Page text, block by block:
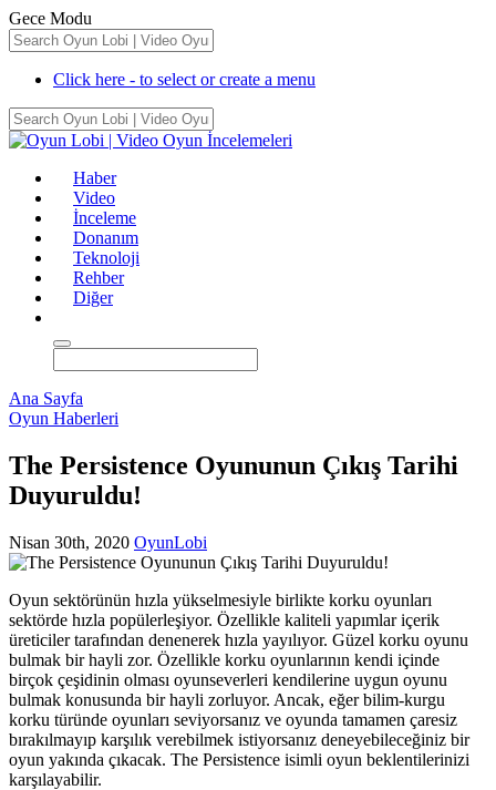
Gece Modu
Click here - to select or create a menu
Haber
Video
İnceleme
Donanım
Teknoloji
Rehber
Diğer
Ana Sayfa
Oyun Haberleri
The Persistence Oyununun Çıkış Tarihi
Duyuruldu!
Nisan 30th, 2020 OyunLobi
Oyun sektörünün hızla yükselmesiyle birlikte korku oyunları
sektörde hızla popülerleşiyor. Özellikle kaliteli yapımlar içerik
üreticiler tarafından denenerek hızla yayılıyor. Güzel korku oyunu
bulmak bir hayli zor. Özellikle korku oyunlarının kendi içinde
birçok çeşidinin olması oyunseverleri kendilerine uygun oyunu
bulmak konusunda bir hayli zorluyor. Ancak, eğer bilim-kurgu
korku türünde oyunları seviyorsanız ve oyunda tamamen çaresiz
bırakılmayıp karşılık verebilmek istiyorsanız deneyebileceğiniz bir
oyun yakında çıkacak. The Persistence isimli oyun beklentilerinizi
karşılayabilir.